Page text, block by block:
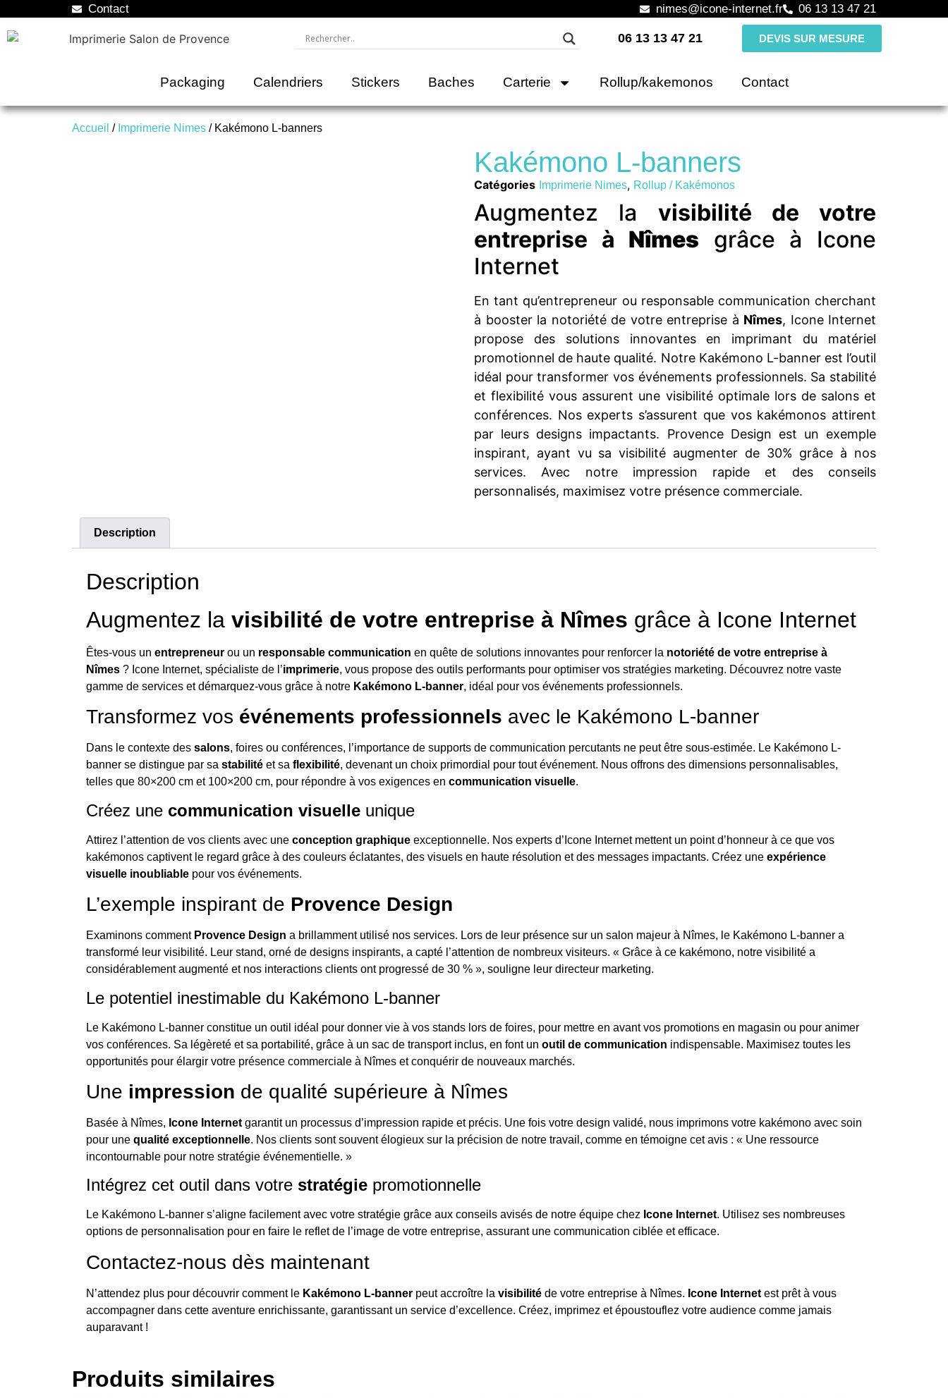
Contact nimes@icone-internet.fr 06 13 13 47 21
06 13 13 47 21 DEVIS SUR MESURE
Packaging Calendriers Stickers Baches Carterie Rollup/kakemonos Contact
Accueil / Imprimerie Nimes / Kakémono L-banners
Kakémono L-banners
Catégories Imprimerie Nimes, Rollup / Kakémonos
Augmentez la visibilité de votre
entreprise à Nîmes grâce à Icone
Internet
En tant qu’entrepreneur ou responsable communication cherchant
à booster la notoriété de votre entreprise à Nîmes, Icone Internet
propose des solutions innovantes en imprimant du matériel
promotionnel de haute qualité. Notre Kakémono L-banner est l’outil
idéal pour transformer vos événements professionnels. Sa stabilité
et flexibilité vous assurent une visibilité optimale lors de salons et
conférences. Nos experts s’assurent que vos kakémonos attirent
par leurs designs impactants. Provence Design est un exemple
inspirant, ayant vu sa visibilité augmenter de 30% grâce à nos
services. Avec notre impression rapide et des conseils
personnalisés, maximisez votre présence commerciale.
Description
Description
Augmentez la visibilité de votre entreprise à Nîmes grâce à Icone Internet
Êtes-vous un entrepreneur ou un responsable communication en quête de solutions innovantes pour renforcer la notoriété de votre entreprise à
Nîmes ? Icone Internet, spécialiste de l’imprimerie, vous propose des outils performants pour optimiser vos stratégies marketing. Découvrez notre vaste
gamme de services et démarquez-vous grâce à notre Kakémono L-banner, idéal pour vos événements professionnels.
Transformez vos événements professionnels avec le Kakémono L-banner
Dans le contexte des salons, foires ou conférences, l’importance de supports de communication percutants ne peut être sous-estimée. Le Kakémono L-
banner se distingue par sa stabilité et sa flexibilité, devenant un choix primordial pour tout événement. Nous offrons des dimensions personnalisables,
telles que 80×200 cm et 100×200 cm, pour répondre à vos exigences en communication visuelle.
Créez une communication visuelle unique
Attirez l’attention de vos clients avec une conception graphique exceptionnelle. Nos experts d’Icone Internet mettent un point d’honneur à ce que vos
kakémonos captivent le regard grâce à des couleurs éclatantes, des visuels en haute résolution et des messages impactants. Créez une expérience
visuelle inoubliable pour vos événements.
L’exemple inspirant de Provence Design
Examinons comment Provence Design a brillamment utilisé nos services. Lors de leur présence sur un salon majeur à Nîmes, le Kakémono L-banner a
transformé leur visibilité. Leur stand, orné de designs inspirants, a capté l’attention de nombreux visiteurs. « Grâce à ce kakémono, notre visibilité a
considérablement augmenté et nos interactions clients ont progressé de 30 % », souligne leur directeur marketing.
Le potentiel inestimable du Kakémono L-banner
Le Kakémono L-banner constitue un outil idéal pour donner vie à vos stands lors de foires, pour mettre en avant vos promotions en magasin ou pour animer
vos conférences. Sa légèreté et sa portabilité, grâce à un sac de transport inclus, en font un outil de communication indispensable. Maximisez toutes les
opportunités pour élargir votre présence commerciale à Nîmes et conquérir de nouveaux marchés.
Une impression de qualité supérieure à Nîmes
Basée à Nîmes, Icone Internet garantit un processus d’impression rapide et précis. Une fois votre design validé, nous imprimons votre kakémono avec soin
pour une qualité exceptionnelle. Nos clients sont souvent élogieux sur la précision de notre travail, comme en témoigne cet avis : « Une ressource
incontournable pour notre stratégie événementielle. »
Intégrez cet outil dans votre stratégie promotionnelle
Le Kakémono L-banner s’aligne facilement avec votre stratégie grâce aux conseils avisés de notre équipe chez Icone Internet. Utilisez ses nombreuses
options de personnalisation pour en faire le reflet de l’image de votre entreprise, assurant une communication ciblée et efficace.
Contactez-nous dès maintenant
N’attendez plus pour découvrir comment le Kakémono L-banner peut accroître la visibilité de votre entreprise à Nîmes. Icone Internet est prêt à vous
accompagner dans cette aventure enrichissante, garantissant un service d’excellence. Créez, imprimez et époustouflez votre audience comme jamais
auparavant !
Produits similaires